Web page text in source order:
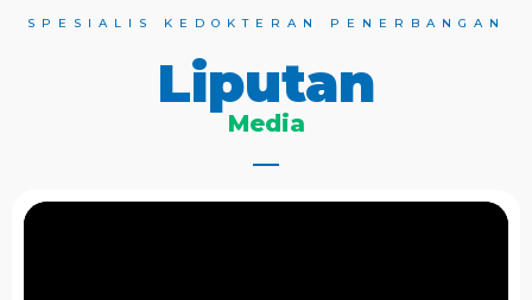
SPESIALIS KEDOKTERAN PENERBANGAN
Liputan
Media